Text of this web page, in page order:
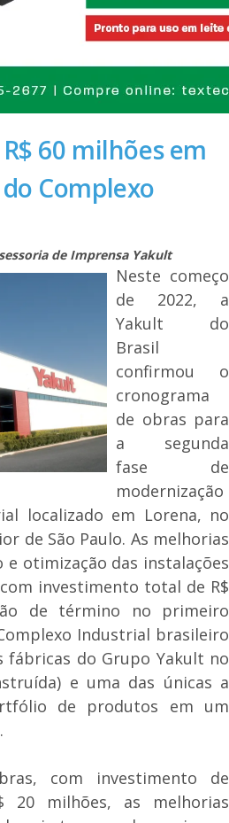
60 milhões em
Complexo
de Imprensa Yakult
Neste começo
de 2022, a
Yakult do
Brasil
confirmou o
cronograma
de obras para
a segunda
fase de
modernização
localizado em Lorena, no
de São Paulo. As melhorias
e otimização das instalações
investimento total de R$
de término no primeiro
Industrial brasileiro
fábricas do Grupo Yakult no
e uma das únicas a
de produtos em um
com investimento de
20 milhões, as melhorias